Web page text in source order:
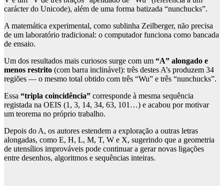
carácter do Unicode), além de uma forma batizada “nunchucks”.
A matemática experimental, como sublinha Zeilberger, não precisa
de um laboratório tradicional: o computador funciona como bancada
de ensaio.
Um dos resultados mais curiosos surge com um “A” alongado e
menos restrito (com barra inclinável): três destes A’s produzem 34
regiões — o mesmo total obtido com três “Wu” e três “nunchucks”.
Essa “tripla coincidência” corresponde à mesma sequência
registada na OEIS (1, 3, 14, 34, 63, 101…) e acabou por motivar
um teorema no próprio trabalho.
Depois do A, os autores estendem a exploração a outras letras
alongadas, como E, H, L, M, T, W e X, sugerindo que a geometria
de utensílios improváveis ​​pode continuar a gerar novas ligações
entre desenhos, algoritmos e sequências inteiras.